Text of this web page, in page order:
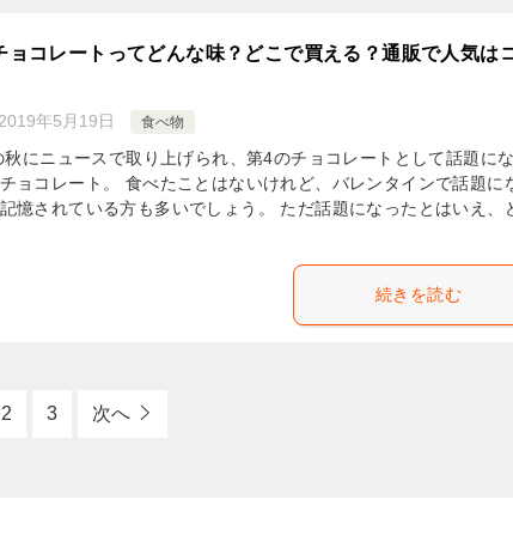
ョコレートってどんな味？どこで買える？通販で人気は
2019年5月19日 食べ物
にニュースで取り上げられ、第4のチョコレートとして話題に
ョコレート。 食べたことはないけれど、バレンタインで話題に
憶されている方も多いでしょう。 ただ話題になったとはいえ、
続きを読む
2 3 次へ